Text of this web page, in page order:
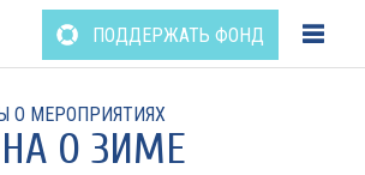
ПОДДЕРЖАТЬ ФОНД
О МЕРОПРИЯТИЯХ
О ЗИМЕ